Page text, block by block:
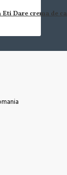
Dare crema de